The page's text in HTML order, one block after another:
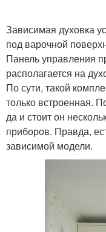
Зависимая духовка
под варочной
Панель управления
располагается на
По сути, такой
только встроенная.
да и стоит он
приборов. Правда,
зависимой модели.